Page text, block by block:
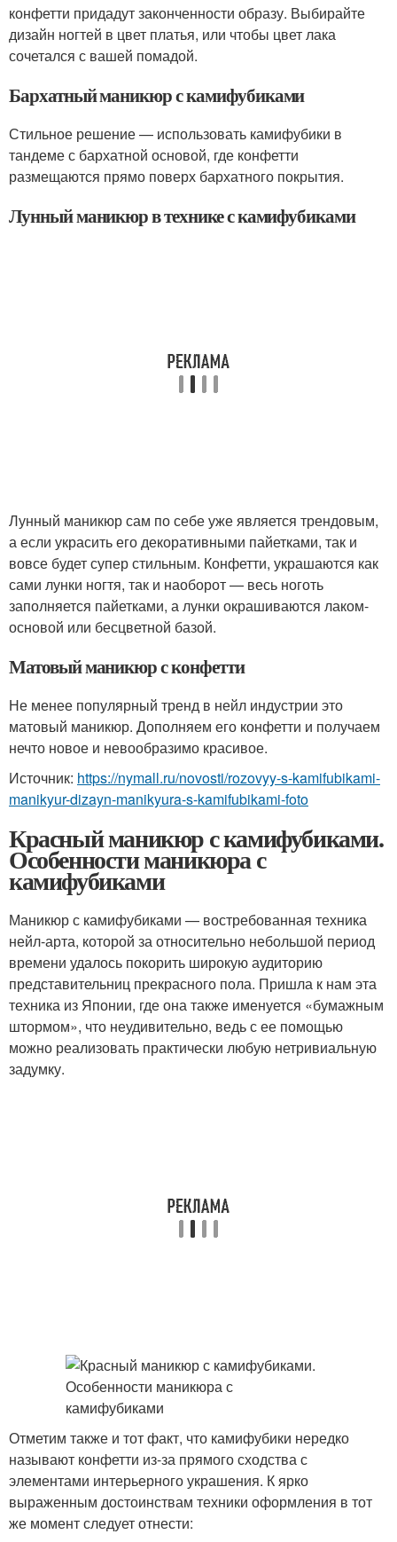
конфетти придадут законченности образу. Выбирайте
дизайн ногтей в цвет платья, или чтобы цвет лака
сочетался с вашей помадой.
Бархатный маникюр с камифубиками
Стильное решение — использовать камифубики в
тандеме с бархатной основой, где конфетти
размещаются прямо поверх бархатного покрытия.
Лунный маникюр в технике с камифубиками
Лунный маникюр сам по себе уже является трендовым,
а если украсить его декоративными пайетками, так и
вовсе будет супер стильным. Конфетти, украшаются как
сами лунки ногтя, так и наоборот — весь ноготь
заполняется пайетками, а лунки окрашиваются лаком-
основой или бесцветной базой.
Матовый маникюр с конфетти
Не менее популярный тренд в нейл индустрии это
матовый маникюр. Дополняем его конфетти и получаем
нечто новое и невообразимо красивое.
Источник: https://nymall.ru/novosti/rozovyy-s-kamifubikami-
manikyur-dizayn-manikyura-s-kamifubikami-foto
Красный маникюр с камифубиками.
Особенности маникюра с
камифубиками
Маникюр с камифубиками — востребованная техника
нейл-арта, которой за относительно небольшой период
времени удалось покорить широкую аудиторию
представительниц прекрасного пола. Пришла к нам эта
техника из Японии, где она также именуется «бумажным
штормом», что неудивительно, ведь с ее помощью
можно реализовать практически любую нетривиальную
задумку.
Отметим также и тот факт, что камифубики нередко
называют конфетти из-за прямого сходства с
элементами интерьерного украшения. К ярко
выраженным достоинствам техники оформления в тот
же момент следует отнести: